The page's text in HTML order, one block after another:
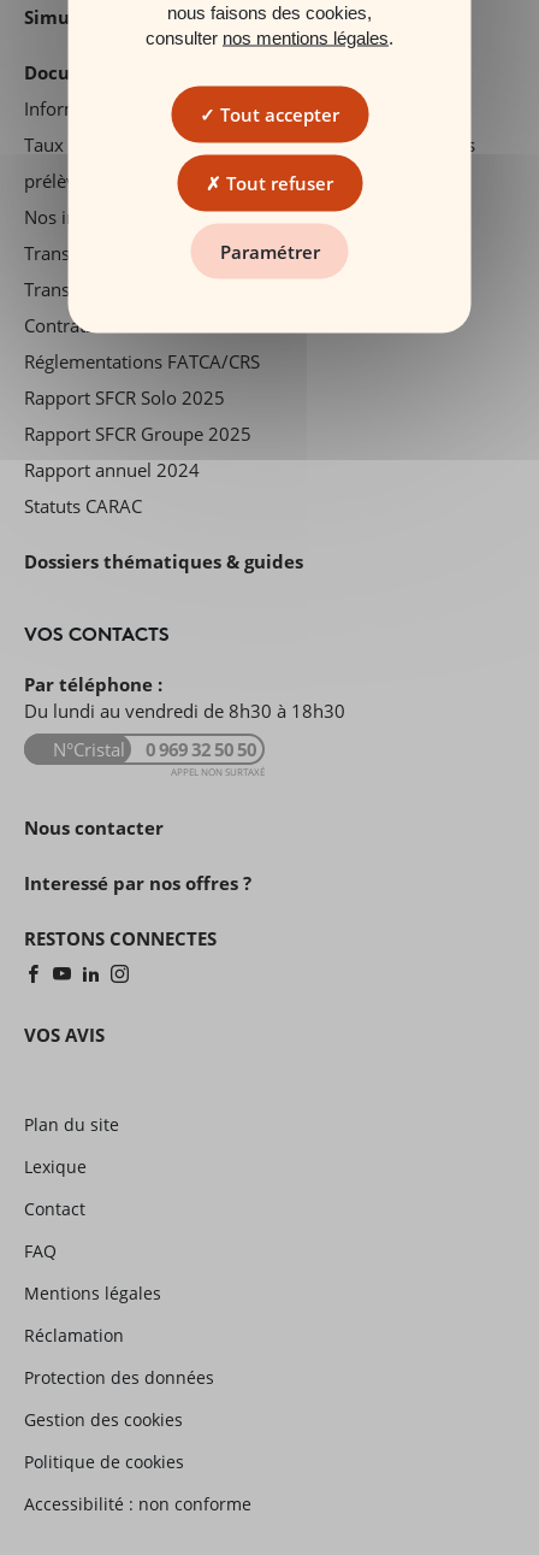
Simulateurs
Documents réglementaires
Information précontractuelle
Taux de rendement nets du fonds euros en 2025, hors
prélèvements sociaux et fiscaux
Nos investissements durables
Transparence des frais
Transparence des droits exprimés en euros
Contrats en déshérence : informations et conseils
Réglementations FATCA/CRS
Rapport SFCR Solo 2025
Rapport SFCR Groupe 2025
Rapport annuel 2024
Statuts CARAC
Dossiers thématiques & guides
VOS CONTACTS
Par téléphone :
Du lundi au vendredi de 8h30 à 18h30
N°Cristal
0 969 32 50 50
APPEL NON SURTAXÉ
Nous contacter
Interessé par nos offres ?
RESTONS CONNECTES
VOS AVIS
Plan du site
Lexique
Contact
FAQ
Mentions légales
Réclamation
Protection des données
Gestion des cookies
Politique de cookies
Accessibilité : non conforme
nous faisons des cookies,
consulter nos mentions légales
Tout accepter
Tout refuser
Paramétrer